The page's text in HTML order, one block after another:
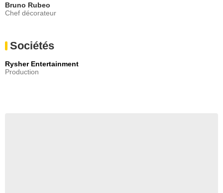
Bruno Rubeo
Chef décorateur
Sociétés
Rysher Entertainment
Production